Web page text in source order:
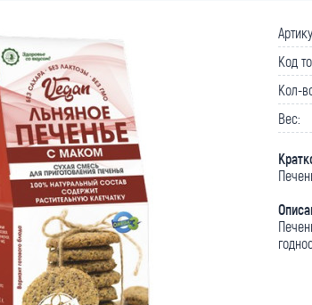
Код
Кол-
Вес: